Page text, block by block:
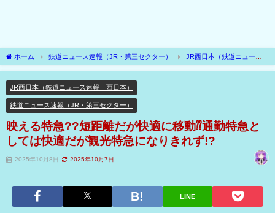
ホーム 鉄道ニュース速報（JR・第三セクター）
JR西日本（鉄道ニュース
速報 西日本）
映える特急??短距離だが快適に移動⁇通勤特急としては快適だが観
JR西日本（鉄道ニュース速報 西日本）
鉄道ニュース速報（JR・第三セクター）
映える特急??短距離だが快適に移動⁇通勤特急と
しては快適だが観光特急になりきれず!?
2025年10月8日 2025年10月7日
LINE